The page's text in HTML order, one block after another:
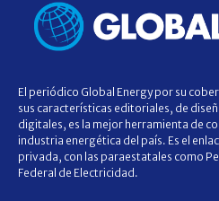
El periódico Global Energy por su
sus características editoriales, de
digitales, es la mejor herramienta de
industria energética del país. Es el
privada, con las paraestatales como
Federal de Electricidad.